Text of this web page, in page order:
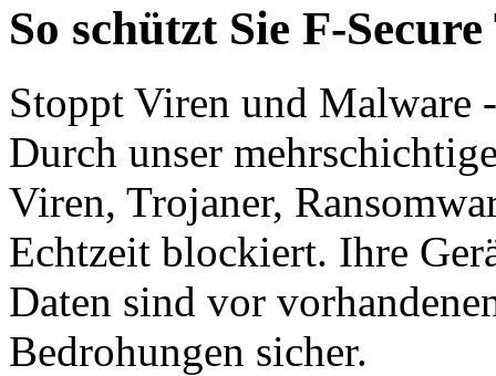
So schützt Sie F-
Stoppt Viren und Malware -
Durch unser
Viren, Trojaner,
Echt­zeit blockiert. Ihre
Daten sind vor
Bedrohungen sicher.